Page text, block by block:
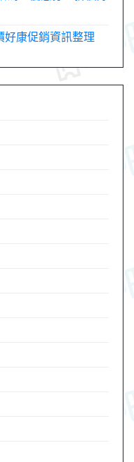
好康促銷資訊整理